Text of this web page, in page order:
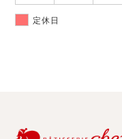
定休日